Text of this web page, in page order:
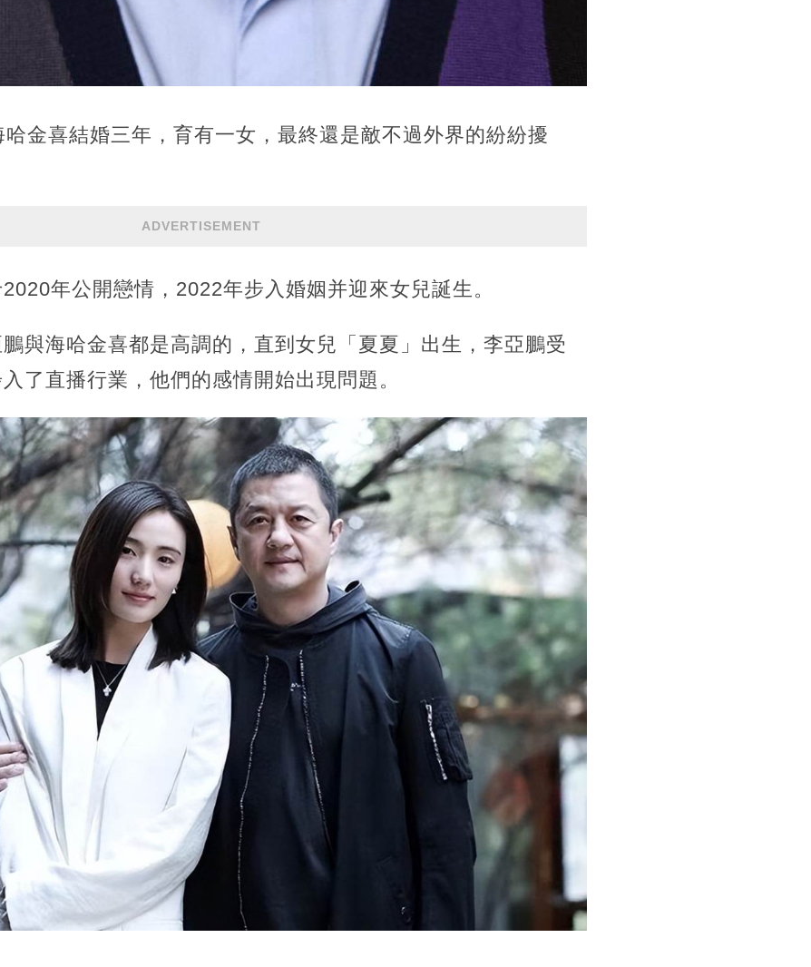
金喜結婚三年，育有一女，最終還是敵不過外界的紛紛擾
ADVERTISEMENT
年公開戀情，2022年步入婚姻并迎來女兒誕生。
與海哈金喜都是高調的，直到女兒「夏夏」出生，李亞鵬受
了直播行業，他們的感情開始出現問題。